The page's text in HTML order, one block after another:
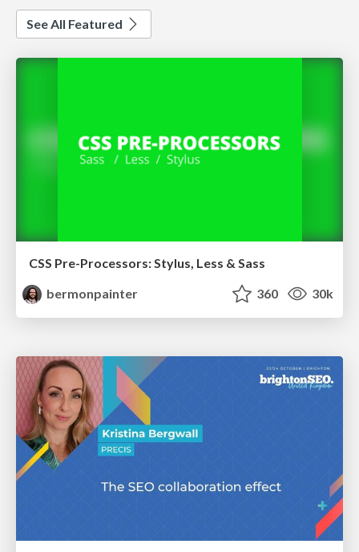
See All Featured
CSS Pre-Processors: Stylus, Less & Sass
bermonpainter
360 30k